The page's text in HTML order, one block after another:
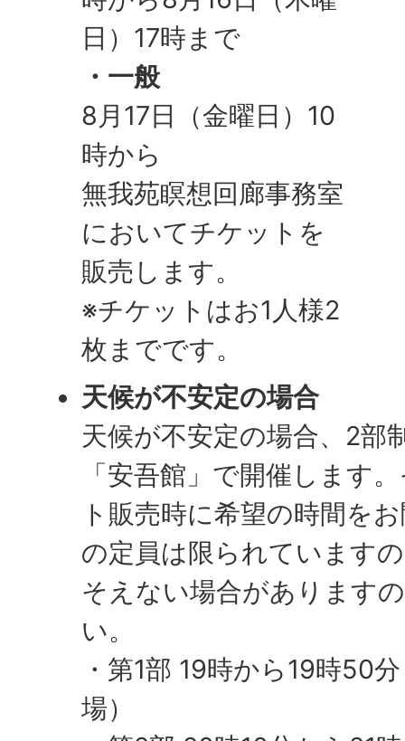
日）17時まで
・一般
8月17日（金曜日）10
時から
無我苑瞑想回廊事務室
においてチケットを
販売します。
※チケットはお1人様2
枚までです。
天候が不安定の場合
天候が不安定の場合、2部
「安吾館」で開催します
ト販売時に希望の時間を
の定員は限られています
そえない場合があります
い。
・第1部 19時から19時50
場）